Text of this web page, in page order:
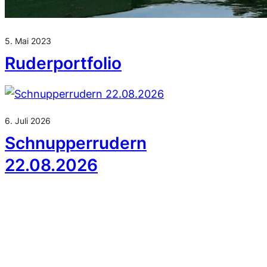
5. Mai 2023
Ruderportfolio
6. Juli 2026
Schnupperrudern
22.08.2026